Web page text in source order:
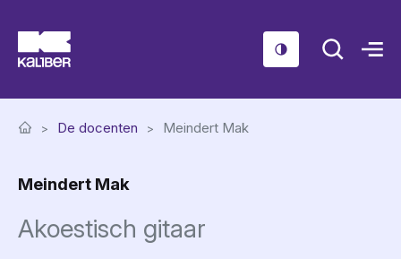
Sociaal domein
Over ons
De docenten Meindert Mak
Meindert Mak
Akoestisch gitaar